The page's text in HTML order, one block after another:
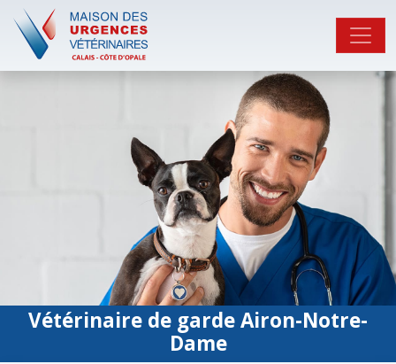
Vétérinaire de garde Airon-Notre-
Dame